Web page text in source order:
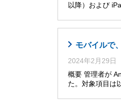
以降）および
モバイルで
2024年2月29日
概要 管理者が
た。対象項目は